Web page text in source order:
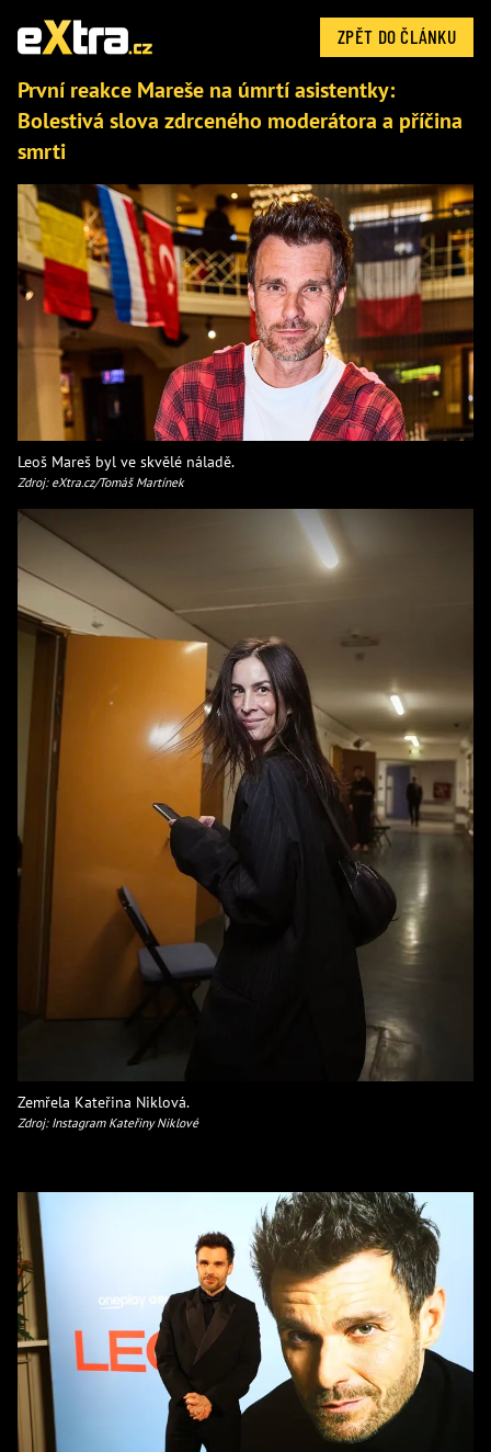
ZPĚT DO ČLÁNKU
První reakce Mareše na úmrtí asistentky:
Bolestivá slova zdrceného moderátora a příčina
smrti
Leoš Mareš byl ve skvělé náladě.
Zdroj: eXtra.cz/Tomáš Martínek
Zemřela Kateřina Niklová.
Zdroj: Instagram Kateřiny Niklové